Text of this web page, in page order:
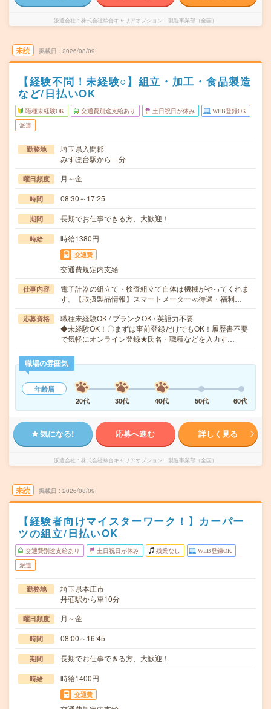
派遣会社 株式会社綜合キャリアオプション 製造事業部（全国）
未読 掲載日 2026/08/09
【経験不問！未経験○】組立・加工・食品製造
など/日払いOK
職種未経験OK 交通費別途支給あり 土日祝日が休み WEB登録OK
派遣
勤務地
埼玉県入間郡
みずほ台駅から---分
曜日頻度 月～金
時間 08:30～17:25
期間 長期でお仕事できる方、大歓迎！
時給 時給1380円
交通費
交通費規定内支給
仕事内容
電子計器の組立て・検査組立て自体は機械がやってくれま
す。【取扱製品情報】スマートメーター≪待遇・福利…
応募資格
職種未経験OK / ブランクOK / 英語力不要
◆未経験OK！〇まずは事前登録だけでもOK！履歴書不要
で気軽にオンライン登録★氏名・職種などを入力す…
職場の雰囲気
年齢層
20代
30代 40代 50代 60代
気になる! 応募へ進む 詳しく見る
派遣会社 株式会社綜合キャリアオプション 製造事業部（全国）
未読 掲載日 2026/08/09
【経験者向けマイスターワーク！】カーパー
ツの組立/日払いOK
交通費別途支給あり 土日祝日が休み 残業なし WEB登録OK
派遣
勤務地
埼玉県本庄市
丹荘駅から車10分
曜日頻度 月～金
時間 08:00～16:45
期間 長期でお仕事できる方、大歓迎！
時給 時給1400円
交通費